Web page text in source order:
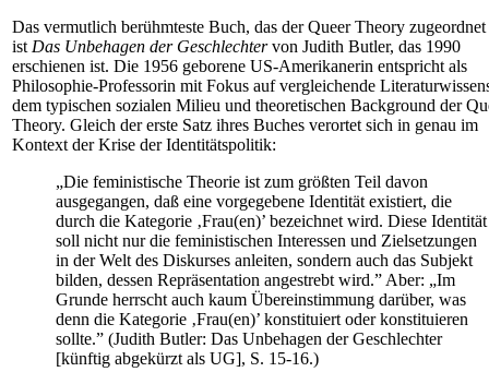
Das vermutlich berühmteste Buch, das der Queer Theory
ist Das Unbehagen der Geschlechtervon Judith Butler, das 1990
erschienen ist. Die 1956 geborene US-Amerikanerin entspricht als
Philosophie-Professorin mit Fokus auf vergleichende
dem typischen sozialen Milieu und theoretischen Background der
Theory. Gleich der erste Satz ihres Buches verortet sich in genau im
Kontext der Krise der Identitätspolitik:
„Die feministische Theorie ist zum größten Teil davon
ausgegangen, daß eine vorgegebene Identität existiert, die
durch die Kategorie ‚Frau(en)’ bezeichnet wird. Diese Identität
soll nicht nur die feministischen Interessen und Zielsetzungen
in der Welt des Diskurses anleiten, sondern auch das Subjekt
bilden, dessen Repräsentation angestrebt wird.” Aber: „Im
Grunde herrscht auch kaum Übereinstimmung darüber, was
denn die Kategorie ‚Frau(en)’ konstituiert oder konstituieren
sollte.” (Judith Butler: Das Unbehagen der Geschlechter
[künftig abgekürzt als UG], S. 15-16.)